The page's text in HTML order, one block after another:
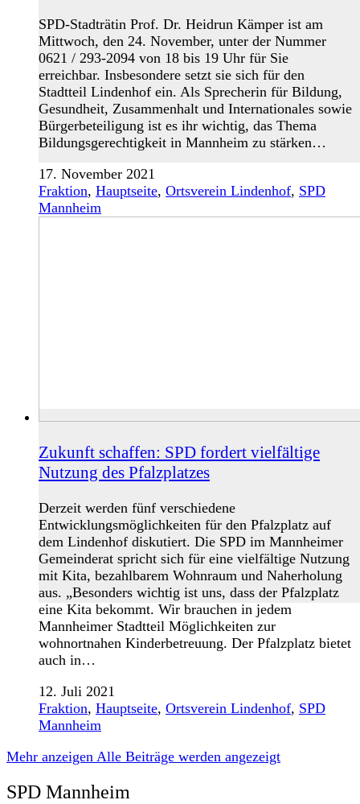
SPD-Stadträtin Prof. Dr. Heidrun Kämper ist am
Mittwoch, den 24. November, unter der Nummer
0621 / 293-2094 von 18 bis 19 Uhr für Sie
erreichbar. Insbesondere setzt sie sich für den
Stadtteil Lindenhof ein. Als Sprecherin für Bildung,
Gesundheit, Zusammenhalt und Internationales sowie
Bürgerbeteiligung ist es ihr wichtig, das Thema
Bildungsgerechtigkeit in Mannheim zu stärken…
17. November 2021
Fraktion, Hauptseite, Ortsverein Lindenhof, SPD
Mannheim
Zukunft schaffen: SPD fordert vielfältige
Nutzung des Pfalzplatzes
Derzeit werden fünf verschiedene
Entwicklungsmöglichkeiten für den Pfalzplatz auf
dem Lindenhof diskutiert. Die SPD im Mannheimer
Gemeinderat spricht sich für eine vielfältige Nutzung
mit Kita, bezahlbarem Wohnraum und Naherholung
aus. „Besonders wichtig ist uns, dass der Pfalzplatz
eine Kita bekommt. Wir brauchen in jedem
Mannheimer Stadtteil Möglichkeiten zur
wohnortnahen Kinderbetreuung. Der Pfalzplatz bietet
auch in…
12. Juli 2021
Fraktion, Hauptseite, Ortsverein Lindenhof, SPD
Mannheim
Mehr anzeigen Alle Beiträge werden angezeigt
SPD Mannheim